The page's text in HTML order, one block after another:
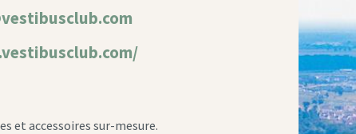
et accessoires sur-mesure.